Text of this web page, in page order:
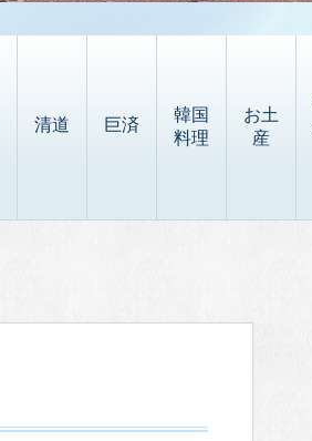
清道 巨済
韓国
料理
お土
産